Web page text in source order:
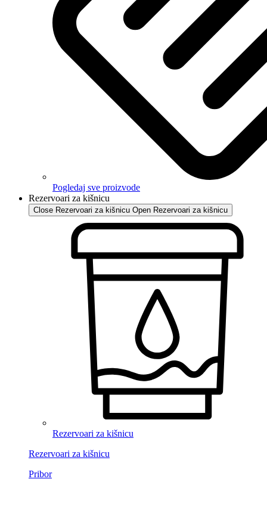
Pogledaj sve proizvode
Rezervoari za kišnicu
Close Rezervoari za kišnicu Open Rezervoari za kišnicu
Rezervoari za kišnicu
Rezervoari za kišnicu
Pribor